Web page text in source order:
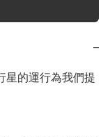
−
星的運行為我們提